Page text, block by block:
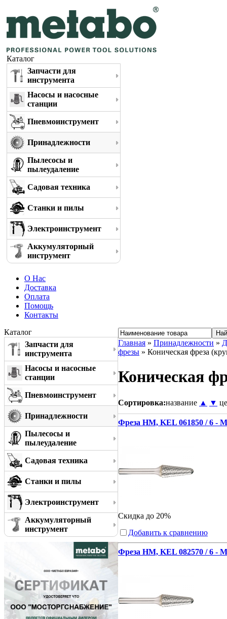
Каталог
Запчасти для
инструмента
Насосы и насосные
станции
Пневмоинструмент
Принадлежности
Пылесосы и
пылеудаление
Садовая техника
Станки и пилы
Электроинструмент
Аккумуляторный
инструмент
О Нас
Доставка
Оплата
Помощь
Контакты
Каталог
Запчасти для
инструмента
Насосы и насосные
станции
Пневмоинструмент
Принадлежности
Пылесосы и
пылеудаление
Садовая техника
Станки и пилы
Электроинструмент
Аккумуляторный
инструмент
Главная » Принадлежности »
фрезы » Коническая фреза
Коническая
Сортировка:название ▲ ▼
Фреза HM, KEL 061850 / 6 -
Скидка до 20%
Добавить к сравнению
Фреза HM, KEL 082570 / 6 -